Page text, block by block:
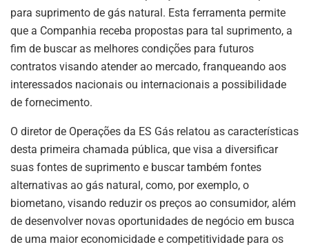
para suprimento de gás natural. Esta ferramenta permite
que a Companhia receba propostas para tal suprimento, a
fim de buscar as melhores condições para futuros
contratos visando atender ao mercado, franqueando aos
interessados nacionais ou internacionais a possibilidade
de fornecimento.
O diretor de Operações da ES Gás relatou as características
desta primeira chamada pública, que visa a diversificar
suas fontes de suprimento e buscar também fontes
alternativas ao gás natural, como, por exemplo, o
biometano, visando reduzir os preços ao consumidor, além
de desenvolver novas oportunidades de negócio em busca
de uma maior economicidade e competitividade para os